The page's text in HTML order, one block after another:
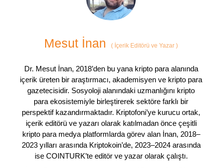
Mesut İnan ( İçerik Editörü ve Yazar )
Dr. Mesut İnan, 2018’den bu yana kripto para alanında
içerik üreten bir araştırmacı, akademisyen ve kripto para
gazetecisidir. Sosyoloji alanındaki uzmanlığını kripto
para ekosistemiyle birleştirerek sektöre farklı bir
perspektif kazandırmaktadır. Kriptofoni’ye kurucu ortak,
içerik editörü ve yazarı olarak katılmadan önce çeşitli
kripto para medya platformlarda görev alan İnan, 2018–
2023 yılları arasında Kriptokoin’de, 2023–2024 arasında
ise COINTURK’te editör ve yazar olarak çalıştı.